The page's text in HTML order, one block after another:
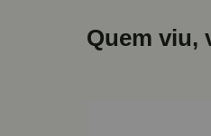
Quem viu,